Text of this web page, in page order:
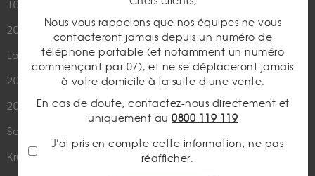
10 Francs Napoléon
20 Francs Marianne Coq
Louis d'Or - 20 Francs Or
20 Dollars US
20 Francs Suisse
Souverain
Krugerrand
Or
Argent
Cours de l'or
Numismatique
Rachat de bijoux
Métaux Précieux
Nous vous rappelons que nos équipes ne vous
contacteront jamais depuis un numéro de
téléphone portable (et notamment un numéro
commençant par 07), et ne se déplaceront jamais
à votre domicile à la suite d'une vente.
En cas de doute, contactez-nous directement et
uniquement au 0800 119 119
J'ai pris en compte cette information, ne pas
réafficher.